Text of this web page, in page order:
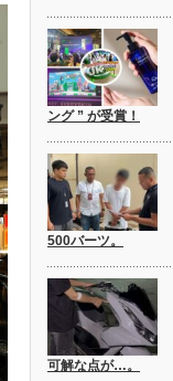
ング ” が受賞！
500バーツ。
可解な点が…。